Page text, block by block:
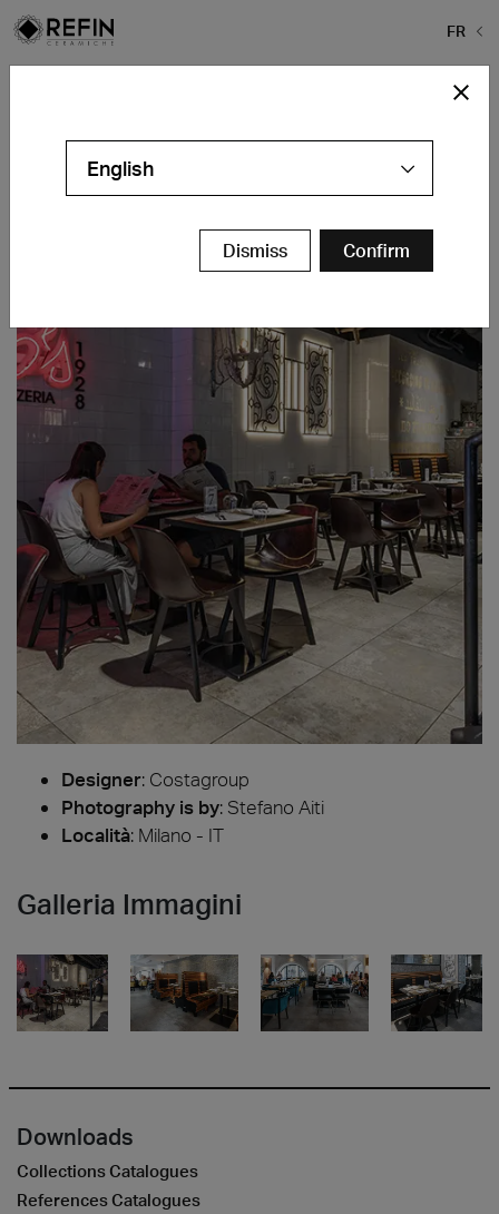
FR
Milano - IT
Designer: Costagroup
Photography is by: Stefano Aiti
Località: Milano - IT
Galleria Immagini
Downloads
Collections Catalogues
References Catalogues
English
Dismiss Confirm